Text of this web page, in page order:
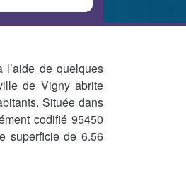
l’aide de quelques
de Vigny abrite
Située dans
codifié 95450
superficie de 6.56